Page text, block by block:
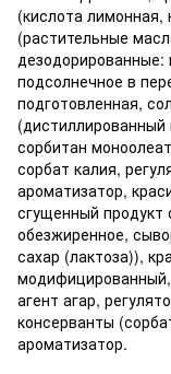
(кислота лимонная,
(растительные
подсолнечное в
подготовленная,
(дистиллированный
сорбитан
сорбат калия,
ароматизатор,
сгущенный
обезжиренное,
сахар (лактоза)),
агент агар,
консерванты
ароматизатор.